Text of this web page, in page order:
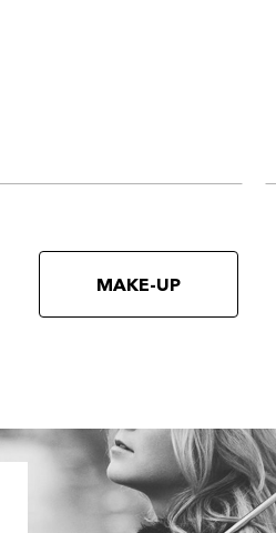
MAKE-UP